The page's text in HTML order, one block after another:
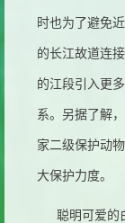
时也为了避免
的长江故道连
的江段引入更
系。另据了解
家二级保护动
大保护力度。
聪明可爱的